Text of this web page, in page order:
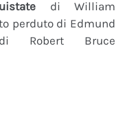
di William
perduto di Edmund
Robert Bruce